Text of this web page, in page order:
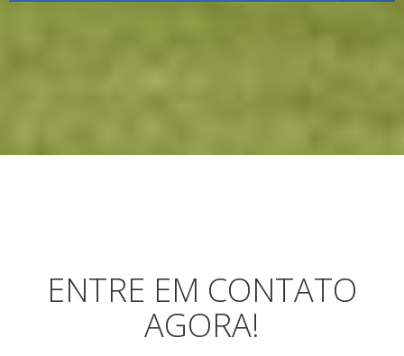
ENTRE EM CONTATO
AGORA!